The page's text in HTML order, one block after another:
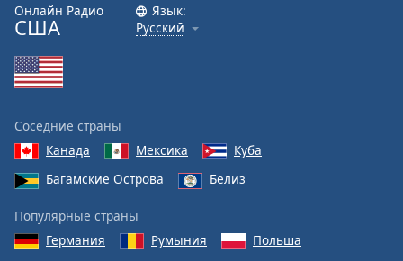
Онлайн Радио
США
Язык:
Русский
Соседние страны
Канада
Мексика
Куба
Багамские Острова
Белиз
Популярные страны
Германия
Румыния
Польша